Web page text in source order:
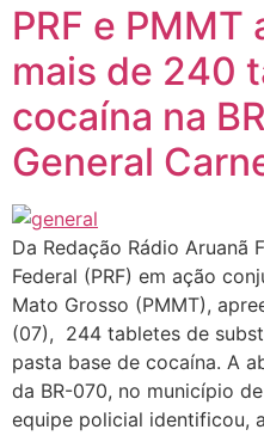
PRF e PMMT
mais de 240
cocaína na
General
Da Redação Rádio Aruanã
Federal (PRF) em ação
Mato Grosso (PMMT),
(07), 244 tabletes de
pasta base de cocaína. A
da BR-070, no município
equipe policial identificou,